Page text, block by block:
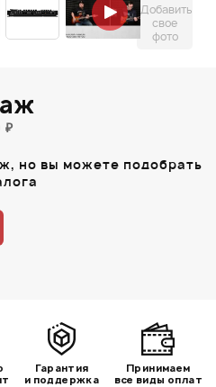
Добавить
свое
фото
₽
но вы можете подобрать
Гарантия
и поддержка
Принимаем
все виды оплат